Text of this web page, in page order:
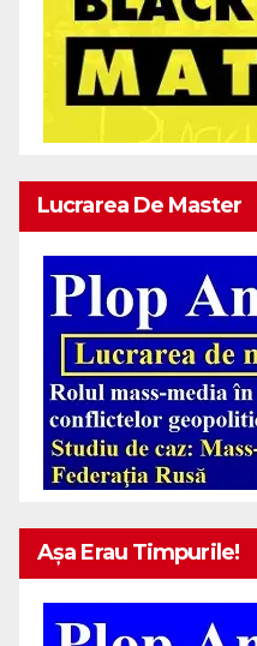
Lucrarea De Master
Așa Erau Timpurile!